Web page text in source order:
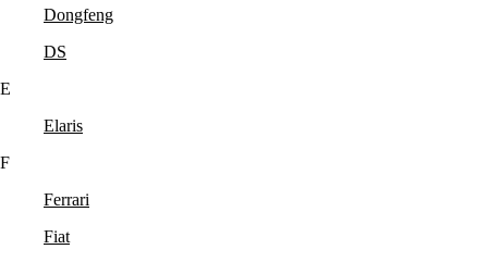
Dongfeng
DS
E
Elaris
F
Ferrari
Fiat